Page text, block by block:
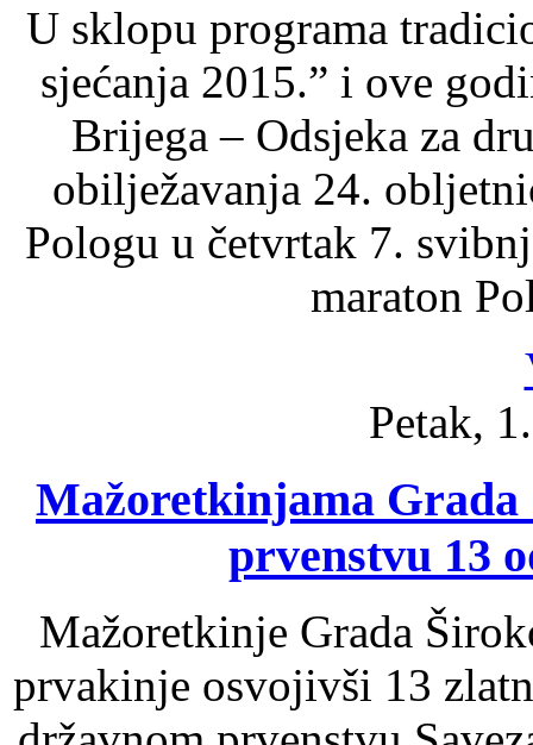
U sklopu programa
sjećanja 2015.” i ove
Brijega – Odsjeka za
obilježavanja 24.
Pologu u četvrtak 7.
maraton
Petak,
Mažoretkinjama
prvenstvu 13
Mažoretkinje Grada
prvakinje osvojivši 13